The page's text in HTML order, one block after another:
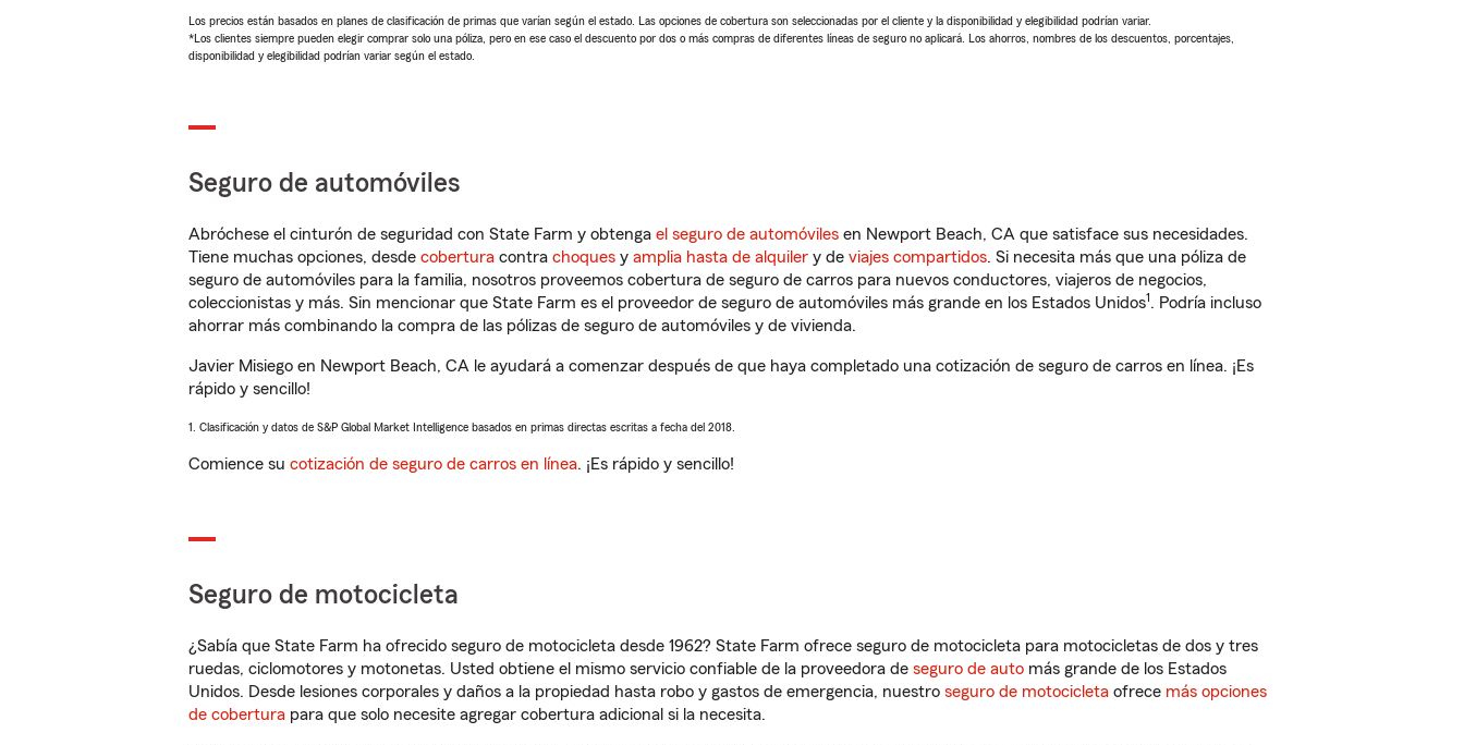
Los precios están basados en planes de clasificación de primas que varían según el estado. Las opciones de cobertura son seleccionadas por el cliente y la disponibilidad y elegibilidad podrían variar.
*Los clientes siempre pueden elegir comprar solo una póliza, pero en ese caso el descuento por dos o más compras de diferentes líneas de seguro no aplicará. Los ahorros, nombres de los descuentos, porcentajes,
disponibilidad y elegibilidad podrían variar según el estado.
Seguro de automóviles
Abróchese el cinturón de seguridad con State Farm y obtenga el seguro de automóviles en Newport Beach, CA que satisface sus necesidades.
Tiene muchas opciones, desde cobertura contra choques y amplia hasta de alquiler y de viajes compartidos. Si necesita más que una póliza de
seguro de automóviles para la familia, nosotros proveemos cobertura de seguro de carros para nuevos conductores, viajeros de negocios,
coleccionistas y más. Sin mencionar que State Farm es el proveedor de seguro de automóviles más grande en los Estados Unidos1. Podría incluso
ahorrar más combinando la compra de las pólizas de seguro de automóviles y de vivienda.
Javier Misiego en Newport Beach, CA le ayudará a comenzar después de que haya completado una cotización de seguro de carros en línea. ¡Es
rápido y sencillo!
1. Clasificación y datos de S&P Global Market Intelligence basados en primas directas escritas a fecha del 2018.
Comience su cotización de seguro de carros en línea. ¡Es rápido y sencillo!
Seguro de motocicleta
¿Sabía que State Farm ha ofrecido seguro de motocicleta desde 1962? State Farm ofrece seguro de motocicleta para motocicletas de dos y tres
ruedas, ciclomotores y motonetas. Usted obtiene el mismo servicio confiable de la proveedora de seguro de auto más grande de los Estados
Unidos. Desde lesiones corporales y daños a la propiedad hasta robo y gastos de emergencia, nuestro seguro de motocicleta ofrece más opciones
de cobertura para que solo necesite agregar cobertura adicional si la necesita.